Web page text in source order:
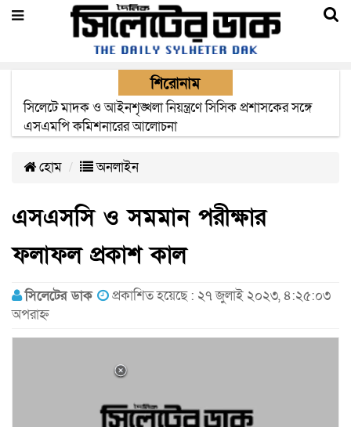
শিরোনাম
সিম কোম্পানীগুলোর মেয়াদের বাহানা বন্ধের দাবীতে মশাল
মিছিল
হোম অনলাইন
এসএসসি ও সমমান পরীক্ষার
ফলাফল প্রকাশ কাল
সিলেটের ডাক
প্রকাশিত হয়েছে : ২৭ জুলাই ২০২৩, ৪:২৫:০৩
অপরাহ্ন